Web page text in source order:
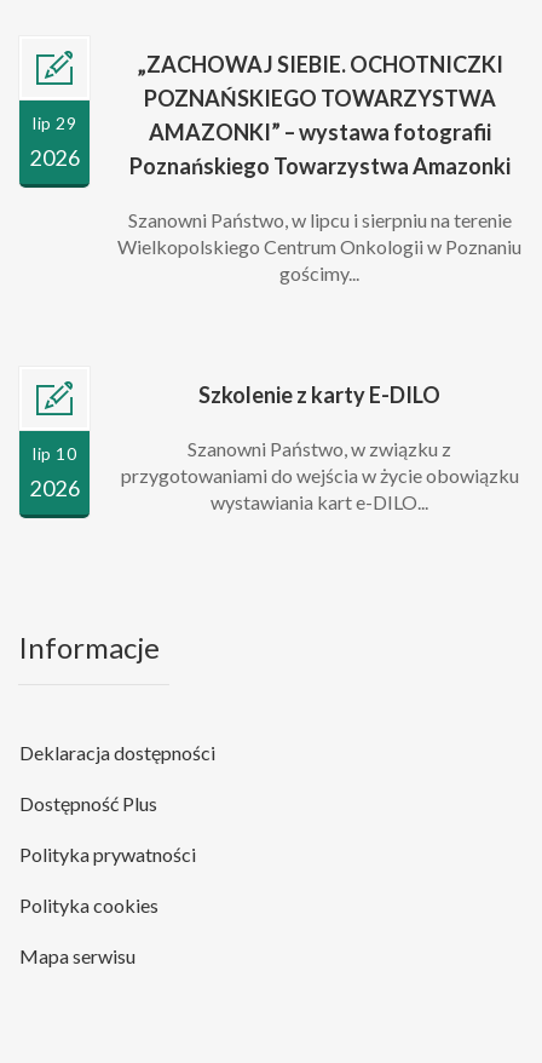
lip 29
2026
„ZACHOWAJ SIEBIE. OCHOTNICZKI
POZNAŃSKIEGO TOWARZYSTWA
AMAZONKI” – wystawa fotografii
Poznańskiego Towarzystwa Amazonki
Szanowni Państwo, w lipcu i sierpniu na terenie
Wielkopolskiego Centrum Onkologii w Poznaniu
gościmy...
lip 10
2026
Szkolenie z karty E-DILO
Szanowni Państwo, w związku z
przygotowaniami do wejścia w życie obowiązku
wystawiania kart e-DILO...
Informacje
Deklaracja dostępności
Dostępność Plus
Polityka prywatności
Polityka cookies
Mapa serwisu